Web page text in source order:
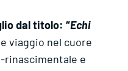
dal titolo: “Echi
viaggio nel cuore
rinascimentale e